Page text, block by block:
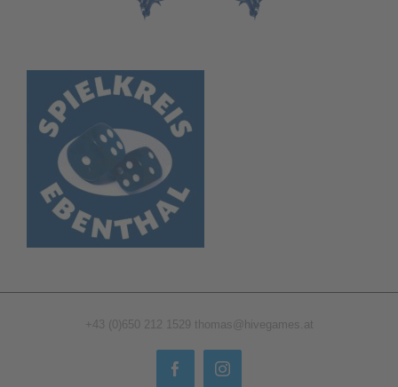
+43 (0)650 212 1529 thomas@hivegames.at
FacebookInstagram